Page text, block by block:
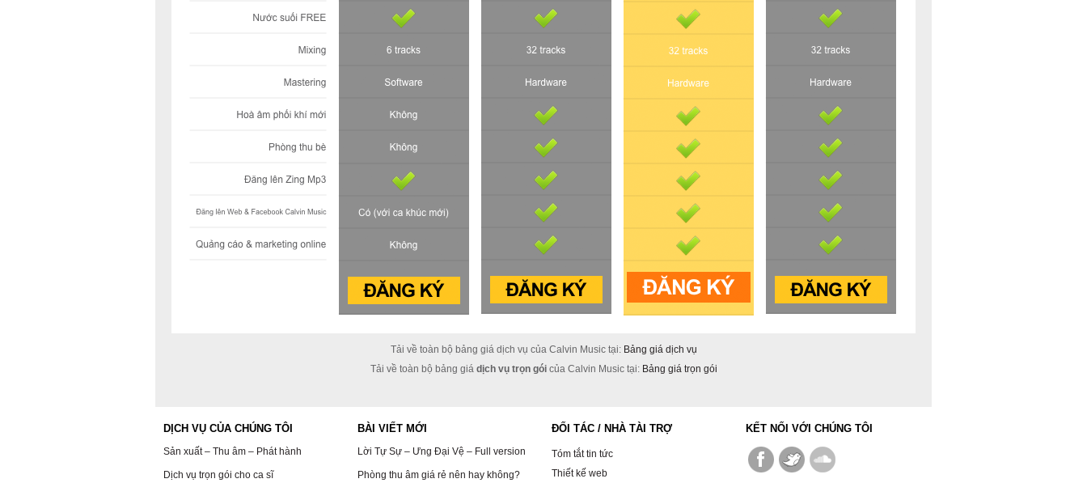
Tải về toàn bộ bảng giá dịch vụ của Calvin Music tại: Bảng giá dịch vụ
Tải về toàn bộ bảng giá dịch vụ trọn góicủa Calvin Music tại: Bảng giá trọn gói
DỊCH VỤ CỦA CHÚNG TÔI
Sản xuất – Thu âm – Phát hành
Dịch vụ trọn gói cho ca sĩ
BÀI VIẾT MỚI
Lời Tự Sự – Ưng Đại Vệ – Full version
Phòng thu âm giá rẻ nên hay không?
ĐỐI TÁC / NHÀ TÀI TRỢ
Tóm tắt tin tức
Thiết kế web
KẾT NỐI VỚI CHÚNG TÔI